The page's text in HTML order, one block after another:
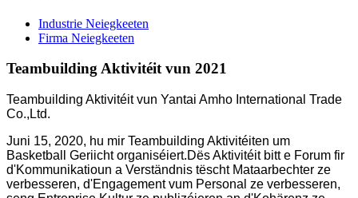
Industrie Neiegkeeten
Firma Neiegkeeten
Teambuilding Aktivitéit vun 2021
Teambuilding Aktivitéit vun Yantai Amho International Trade
Co.,Ltd.
Juni 15, 2020, hu mir Teambuilding Aktivitéiten um
Basketball Geriicht organiséiert.Dës Aktivitéit bitt e Forum fir
d'Kommunikatioun a Verständnis tëscht Mataarbechter ze
verbesseren, d'Engagement vum Personal ze verbesseren,